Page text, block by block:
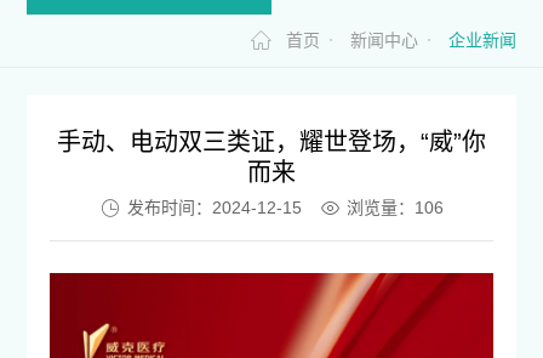
首页 新闻中心 企业新闻
手动、电动双三类证，耀世登场，“威”你
而来
发布时间：2024-12-15 浏览量： 106